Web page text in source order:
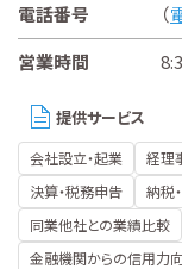
電話番号
（
営業時間
提供サービス
会社設立・起業 経理
決算・税務申告
納税
同業他社との業績比較
金融機関からの信用力